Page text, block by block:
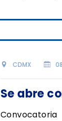
CDMX
Se abre